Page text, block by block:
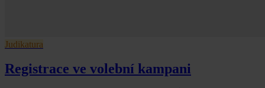
Judikatura
Registrace ve volební kampani